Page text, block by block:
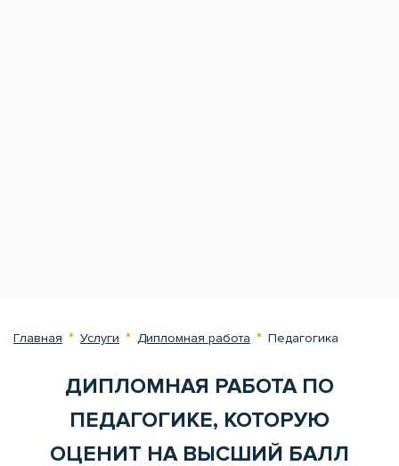
Главная Услуги Дипломная работа Педагогика
ДИПЛОМНАЯ РАБОТА ПО
ПЕДАГОГИКЕ, КОТОРУЮ
ОЦЕНИТ НА ВЫСШИЙ БАЛЛ